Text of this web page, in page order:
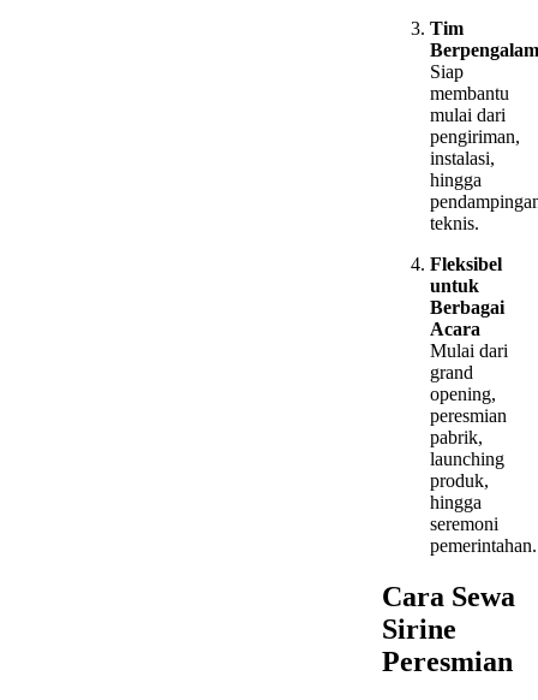
Tim
Siap
membantu
mulai dari
pengiriman,
instalasi,
hingga
teknis.
Fleksibel
untuk
Berbagai
Acara
Mulai dari
grand
opening,
peresmian
pabrik,
launching
produk,
hingga
seremoni
pemerintahan.
Cara Sewa
Sirine
Peresmian